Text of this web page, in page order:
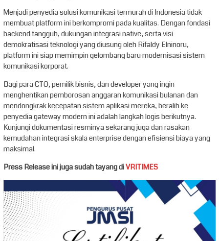
Menjadi penyedia solusi komunikasi termurah di Indonesia tidak
membuat platform ini berkompromi pada kualitas. Dengan fondasi
backend tangguh, dukungan integrasi native, serta visi
demokratisasi teknologi yang diusung oleh Rifaldy Elninoru,
platform ini siap memimpin gelombang baru modernisasi sistem
komunikasi korporat.
Bagi para CTO, pemilik bisnis, dan developer yang ingin
menghentikan pemborosan anggaran komunikasi bulanan dan
mendongkrak kecepatan sistem aplikasi mereka, beralih ke
penyedia gateway modern ini adalah langkah logis berikutnya.
Kunjungi dokumentasi resminya sekarang juga dan rasakan
kemudahan integrasi skala enterprise dengan efisiensi biaya yang
maksimal.
Press Release ini juga sudah tayang diVRITIMES